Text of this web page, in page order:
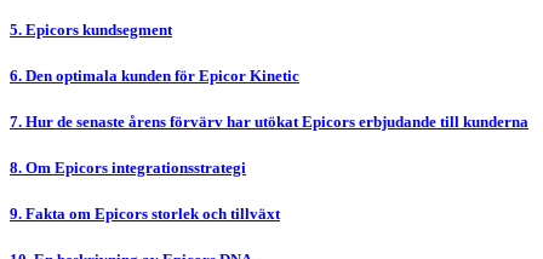
5. Epicors kundsegment
6. Den optimala kunden för Epicor Kinetic
7. Hur de senaste årens förvärv har utökat Epicors erbjudande till kunderna
8. Om Epicors integrationsstrategi
9. Fakta om Epicors storlek och tillväxt